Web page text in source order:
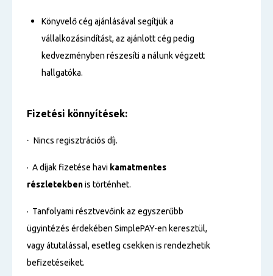
Könyvelő cég ajánlásával segítjük a
vállalkozásindítást, az ajánlott cég pedig
kedvezményben részesíti a nálunk végzett
hallgatóka.
Fizetési könnyítések:
· Nincs regisztrációs díj.
· A díjak fizetése havi kamatmentes
részletekbenis történhet.
· Tanfolyami résztvevőink az egyszerűbb
ügyintézés érdekében SimplePAY-en keresztül,
vagy átutalással, esetleg csekken is rendezhetik
befizetéseiket.